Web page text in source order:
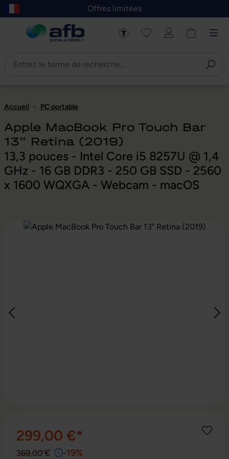
au contenu principal
Skip to B2B platform navigation
Offres limitées
Accueil - PC portable
Apple MacBook Pro Touch Bar
13" Retina (2019)
13,3 pouces - Intel Core i5 8257U @ 1,4
GHz - 16 GB DDR3 - 250 GB SSD - 2560
x 1600 WQXGA - Webcam - macOS
Ignorer la galerie d'images
299,00 €*
369,00 € -19%